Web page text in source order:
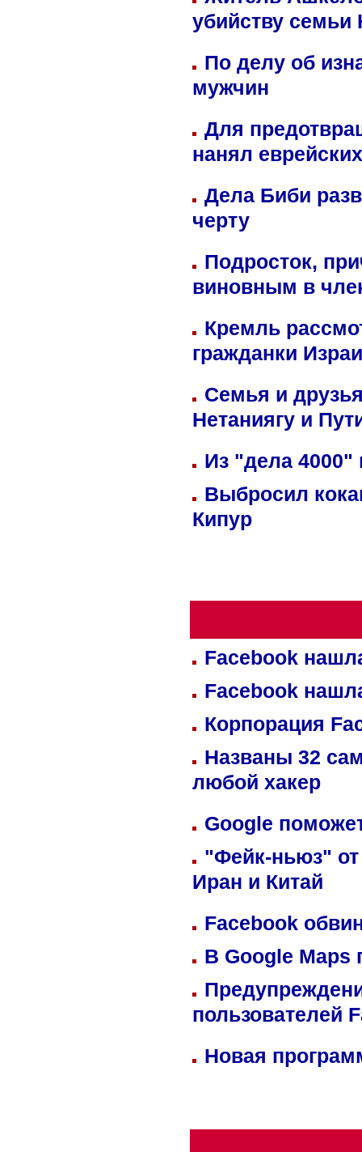
убийству семьи
По делу об
мужчин
Для
нанял
Дела Биби
черту
Подросток,
виновным в
Кремль
гражданки
Семья и
Нетаниягу и
Из "дела 4000"
Выбросил
Кипур
Facebook
Facebook
Корпорация
Названы 32
любой хакер
Google
"Фейк-ньюз" от
Иран и Китай
Facebook
В Google Maps
пользователей
Новая